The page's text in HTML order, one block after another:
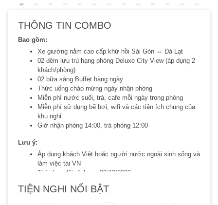
THÔNG TIN COMBO
Bao gồm:
Xe giường nằm cao cấp khứ hồi Sài Gòn ⇔ Đà Lạt
02 đêm lưu trú hạng phòng Deluxe City View (áp dụng 2
khách/phòng)
02 bữa sáng Buffet hàng ngày
Thức uống chào mừng ngày nhận phòng
Miễn phí nước suối, trà, cafe mỗi ngày trong phòng
Miễn phí sử dụng bể bơi, wifi và các tiện ích chung của
khu nghỉ
Giờ nhận phòng 14:00, trả phòng 12:00
Lưu ý:
Áp dụng khách Việt hoặc người nước ngoài sinh sống và
làm việc tại VN
Thời hạn đặt dịch vụ: 20/12/2023
Thời hạn lưu trú đến 20/12/2023
Phụ thu cuối tuần, Lễ/Tết, cao điểm hè: Quý khách vui
TIỆN NGHI NỔI BẬT